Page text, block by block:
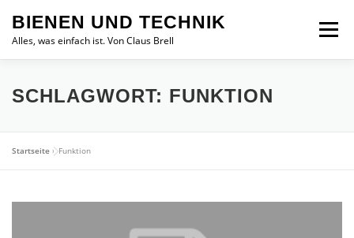
Inhalt
springen
BIENEN UND TECHNIK
Alles, was einfach ist. Von Claus Brell
Menü
SCHLAGWORT: FUNKTION
Startseite »Funktion